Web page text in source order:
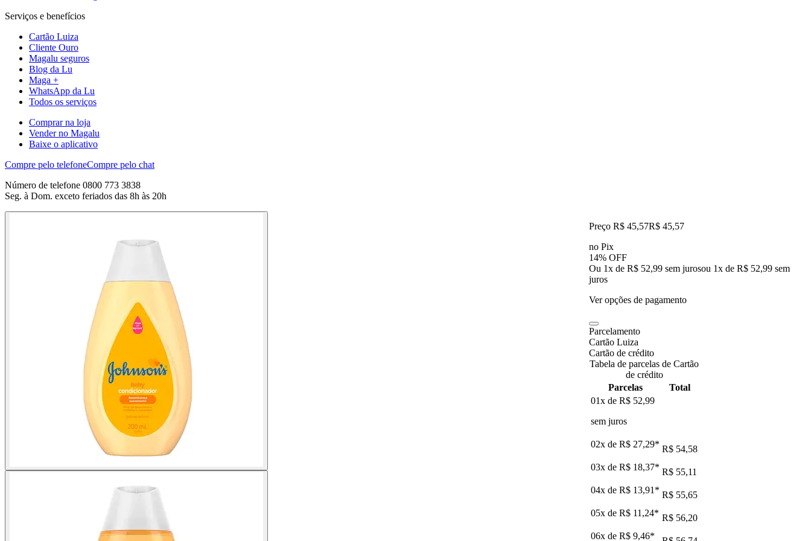
Serviços e benefícios
Cartão Luiza
Cliente Ouro
Magalu seguros
Blog da Lu
Maga +
WhatsApp da Lu
Todos os serviços
Comprar na loja
Vender no Magalu
Baixe o aplicativo
Compre pelo telefoneCompre pelo chat
Número de telefone 0800 773 3838
Seg. à Dom. exceto feriados das 8h às 20h
Preço R$ 45,57R$ 45,57
no Pix
14% OFF
Ou 1x de R$ 52,99 sem jurosou 1x de R$ 52,99 sem
juros
Ver opções de pagamento
Parcelamento
Cartão Luiza
Cartão de crédito
Tabela de parcelas de Cartão
de crédito
Parcelas
Total
01x de R$ 52,99
sem juros
02x de R$ 27,29* R$ 54,58
03x de R$ 18,37* R$ 55,11
04x de R$ 13,91 * R$ 55,65
05x de R$ 11,24* R$ 56,20
06x de R$ 9,46*